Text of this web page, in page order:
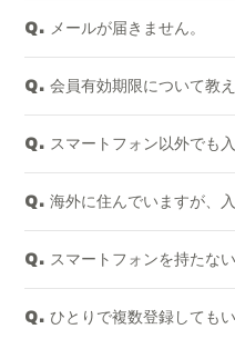
Q. メールが届きません。
Q. 会員有効期限について教え
Q. スマートフォン以外でも
Q. 海外に住んでいますが、
Q. スマートフォンを持たな
Q. ひとりで複数登録しても